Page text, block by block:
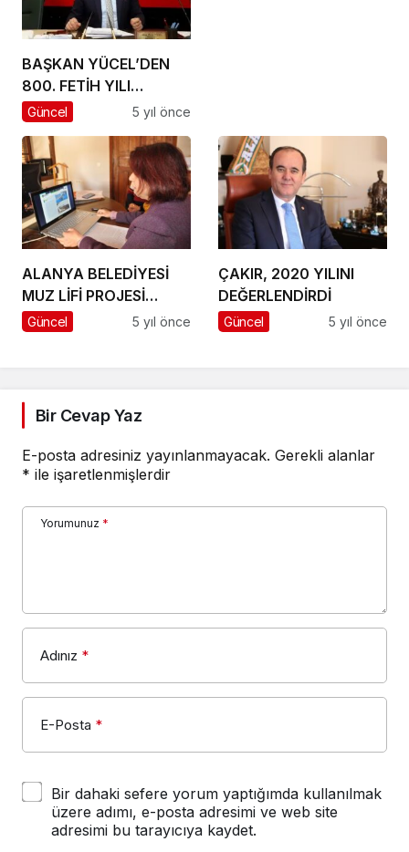
BAŞKAN YÜCEL’DEN
800. FETİH YILI
HEYECANINA DAVET
Güncel 5 yıl önce
ALANYA BELEDİYESİ
MUZ LİFİ PROJESİ
AKADEMİSYENLERİN
Güncel 5 yıl önce
ÇAKIR, 2020 YILINI
DEĞERLENDİRDİ
Güncel 5 yıl önce
Bir Cevap Yaz
E-posta adresiniz yayınlanmayacak. Gerekli alanlar
* ile işaretlenmişlerdir
Yorumunuz *
Adınız *
E-Posta *
Bir dahaki sefere yorum yaptığımda kullanılmak
üzere adımı, e-posta adresimi ve web site
adresimi bu tarayıcıya kaydet.